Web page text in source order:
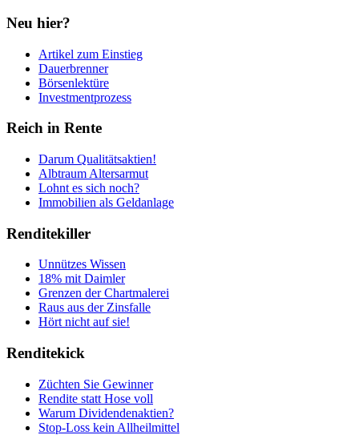
Neu hier?
Artikel zum Einstieg
Dauerbrenner
Börsenlektüre
Investmentprozess
Reich in Rente
Darum Qualitätsaktien!
Albtraum Altersarmut
Lohnt es sich noch?
Immobilien als Geldanlage
Renditekiller
Unnützes Wissen
18% mit Daimler
Grenzen der Chartmalerei
Raus aus der Zinsfalle
Hört nicht auf sie!
Renditekick
Züchten Sie Gewinner
Rendite statt Hose voll
Warum Dividendenaktien?
Stop-Loss kein Allheilmittel